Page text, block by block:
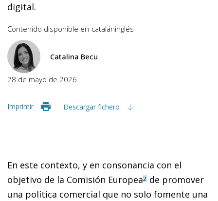
digital.
Contenido disponible en cataláninglés
Catalina Becu
28 de mayo de 2026
Imprimir Descargar fichero
En este contexto, y en consonancia con el
objetivo de la Comisión Europea2 de promover
una política comercial que no solo fomente una